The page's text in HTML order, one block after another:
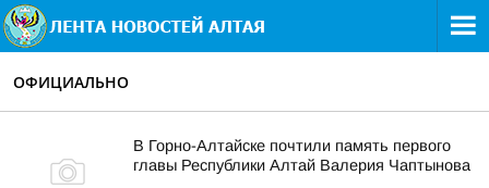
ОФИЦИАЛЬНО
В Горно-Алтайске почтили память первого
главы Республики Алтай Валерия Чаптынова